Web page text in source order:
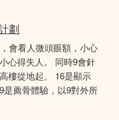
劃
會看人微頭眼額，小心
心得失人。 同時9會針
樓從地起。 16是顯示
薦骨體驗，以9對外所